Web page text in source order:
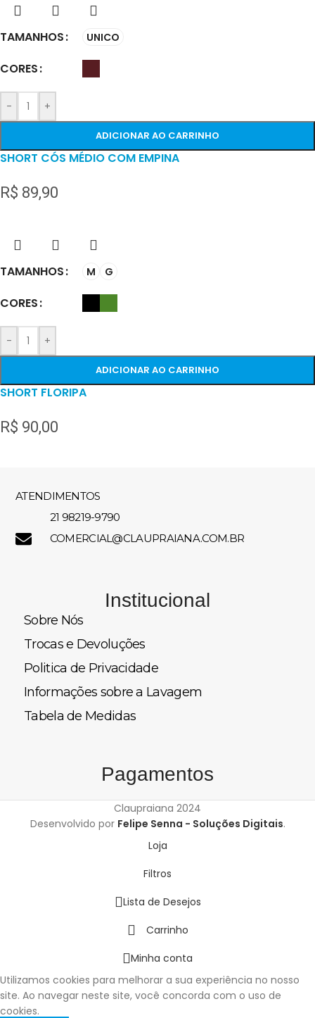
TAMANHOS UNICO
CORES
- +
ADICIONAR AO CARRINHO
SHORT CÓS MÉDIO COM EMPINA
R$ 89,90
TAMANHOS M G
CORES
- +
ADICIONAR AO CARRINHO
SHORT FLORIPA
R$ 90,00
ATENDIMENTOS
21 98219-9790
COMERCIAL@CLAUPRAIANA.COM.BR
Institucional
Sobre Nós
Trocas e Devoluções
Politica de Privacidade
Informações sobre a Lavagem
Tabela de Medidas
Pagamentos
Claupraiana 2024
Desenvolvido por Felipe Senna - Soluções Digitais.
Loja
Filtros
Lista de Desejos
Carrinho
Minha conta
Utilizamos cookies para melhorar a sua experiência no nosso
site. Ao navegar neste site, você concorda com o uso de
cookies.